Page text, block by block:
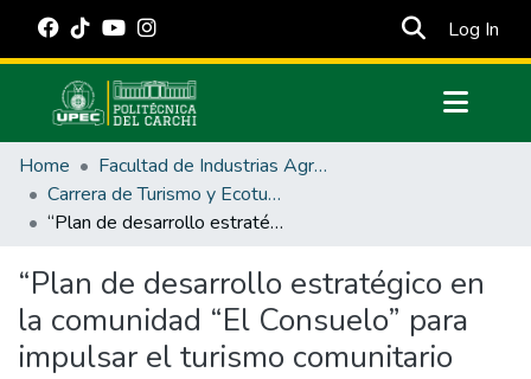
Log In
Communities & Collections
All of DSpace
Statistics
Estadísticas Externas
Manuales
Home
Facultad de Industrias Agropecuarias y Ciencias Ambientales
Carrera de Turismo y Ecoturimo
“Plan de desarrollo estratégico en la comunidad “El Consuelo” para impulsar el turismo comunitario
“Plan de desarrollo estratégico en
la comunidad “El Consuelo” para
impulsar el turismo comunitario